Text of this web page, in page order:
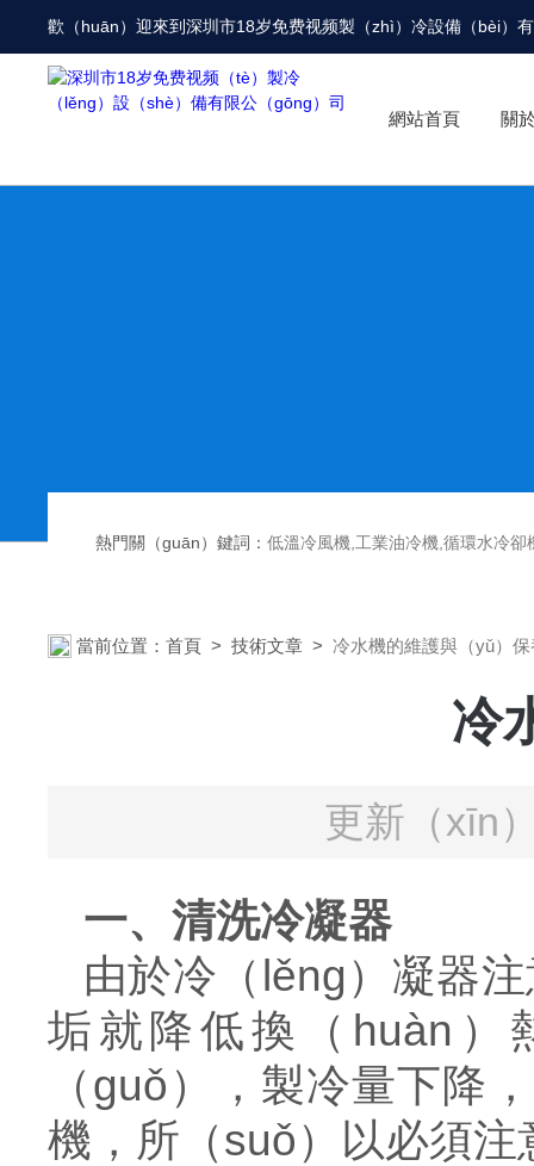
歡（huān）迎來到深圳市18岁免费视频製（zhì）冷設備（bèi）
網站首頁 關
熱門關（guān）鍵詞： 低溫冷風機,工業油冷機,循環水冷卻
當前位置： 首頁 > 技術文章 > 冷水機的維護與（yǔ）保
冷
更新（xīn
一、 清洗冷凝器
由於冷（lěng）凝器
垢就降低換（huàn）
（guǒ），製冷量下降
機，所（suǒ）以必須注